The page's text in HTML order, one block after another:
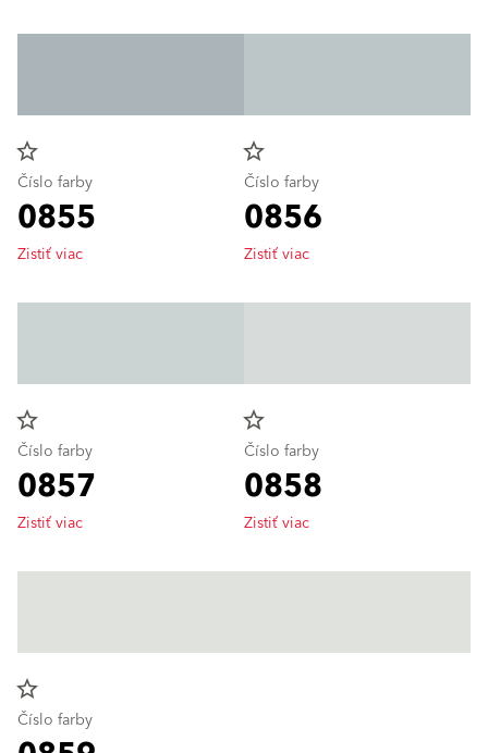
star_border
Číslo farby
0855
Zistiť viac
star_border
Číslo farby
0856
Zistiť viac
star_border
Číslo farby
0857
Zistiť viac
star_border
Číslo farby
0858
Zistiť viac
star_border
Číslo farby